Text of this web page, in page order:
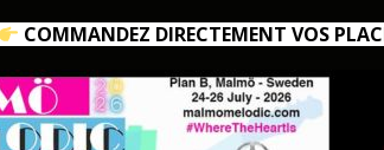
COMMANDEZ DIRECTEMENT VOS